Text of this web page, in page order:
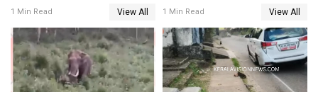
1 Min Read View All
ക്ലാസ് വിദ്യാർത്ഥിനി മരിച്ചു
1 Min Read View All